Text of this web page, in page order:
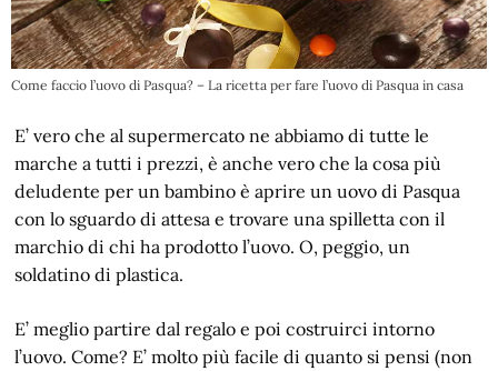
Come faccio l’uovo di Pasqua? – La ricetta per fare l’uovo di Pasqua in casa
E’ vero che al supermercato ne abbiamo di tutte le
marche a tutti i prezzi, è anche vero che la cosa più
deludente per un bambino è aprire un uovo di Pasqua
con lo sguardo di attesa e trovare una spilletta con il
marchio di chi ha prodotto l’uovo. O, peggio, un
soldatino di plastica.
E’ meglio partire dal regalo e poi costruirci intorno
l’uovo. Come? E’ molto più facile di quanto si pensi (non